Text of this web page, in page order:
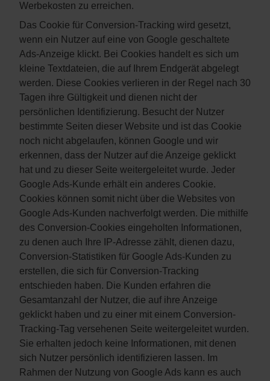
Werbekosten zu erreichen.
Das Cookie für Conversion-Tracking wird gesetzt,
wenn ein Nutzer auf eine von Google geschaltete
Ads-Anzeige klickt. Bei Cookies handelt es sich um
kleine Textdateien, die auf Ihrem Endgerät abgelegt
werden. Diese Cookies verlieren in der Regel nach 30
Tagen ihre Gültigkeit und dienen nicht der
persönlichen Identifizierung. Besucht der Nutzer
bestimmte Seiten dieser Website und ist das Cookie
noch nicht abgelaufen, können Google und wir
erkennen, dass der Nutzer auf die Anzeige geklickt
hat und zu dieser Seite weitergeleitet wurde. Jeder
Google Ads-Kunde erhält ein anderes Cookie.
Cookies können somit nicht über die Websites von
Google Ads-Kunden nachverfolgt werden. Die mithilfe
des Conversion-Cookies eingeholten Informationen,
zu denen auch Ihre IP-Adresse zählt, dienen dazu,
Conversion-Statistiken für Google Ads-Kunden zu
erstellen, die sich für Conversion-Tracking
entschieden haben. Die Kunden erfahren die
Gesamtanzahl der Nutzer, die auf ihre Anzeige
geklickt haben und zu einer mit einem Conversion-
Tracking-Tag versehenen Seite weitergeleitet wurden.
Sie erhalten jedoch keine Informationen, mit denen
sich Nutzer persönlich identifizieren lassen. Im
Rahmen der Nutzung von Google Ads kann es auch